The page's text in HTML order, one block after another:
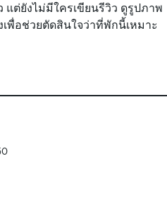
ต่ยังไม่มีใครเขียนรีวิว ดูรูปภาพ
พื่อช่วยตัดสินใจว่าที่พักนี้เหมาะ